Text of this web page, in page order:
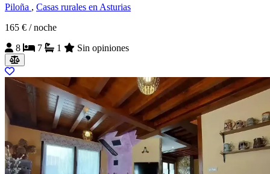
Piloña , Casas rurales en Asturias
165 € / noche
8
7 1 Sin opiniones